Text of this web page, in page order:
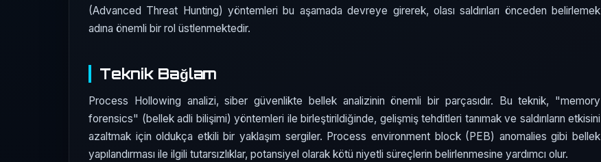
(Advanced Threat Hunting) yöntemleri bu aşamada devreye girerek, olası saldırıları önceden belirlemek
adına önemli bir rol üstlenmektedir.
Teknik Bağlam
Process Hollowing analizi, siber güvenlikte bellek analizinin önemli bir parçasıdır. Bu teknik, "memory
forensics" (bellek adli bilişimi) yöntemleri ile birleştirildiğinde, gelişmiş tehditleri tanımak ve saldırıların etkisini
azaltmak için oldukça etkili bir yaklaşım sergiler. Process environment block (PEB) anomalies gibi bellek
yapılandırması ile ilgili tutarsızlıklar, potansiyel olarak kötü niyetli süreçlerin belirlenmesine yardımcı olur.